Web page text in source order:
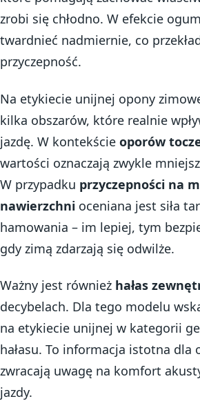
zrobi się chłodno. W efekcie
twardnieć nadmiernie, co
przyczepność.
Na etykiecie unijnej opony
kilka obszarów, które realnie
jazdę. W kontekście oporów
wartości oznaczają zwykle
W przypadku przyczepności na
nawierzchni oceniana jest siła
hamowania – im lepiej, tym
gdy zimą zdarzają się odwilże.
Ważny jest również hałas
decybelach. Dla tego modelu
na etykiecie unijnej w kategorii
hałasu. To informacja istotna dla
zwracają uwagę na komfort
jazdy.